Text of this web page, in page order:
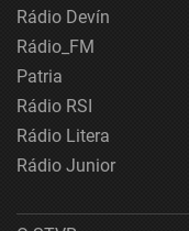
Rádio Devín
Rádio_FM
Patria
Rádio RSI
Rádio Litera
Rádio Junior